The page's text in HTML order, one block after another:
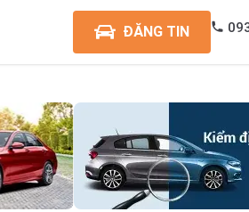
ĐĂNG TIN